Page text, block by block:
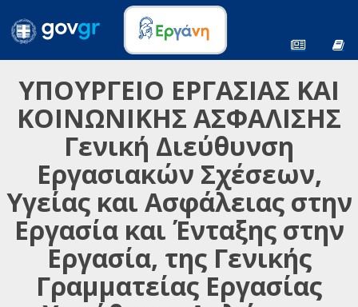
ΥΠΟΥΡΓΕΙΟ ΕΡΓΑΣΙΑΣ ΚΑΙ
ΚΟΙΝΩΝΙΚΗΣ ΑΣΦΑΛΙΣΗΣ
Γενική Διεύθυνση
Εργασιακών Σχέσεων,
Υγείας και Ασφάλειας στην
Εργασία και Ένταξης στην
Εργασία, της Γενικής
Γραμματείας Εργασίας